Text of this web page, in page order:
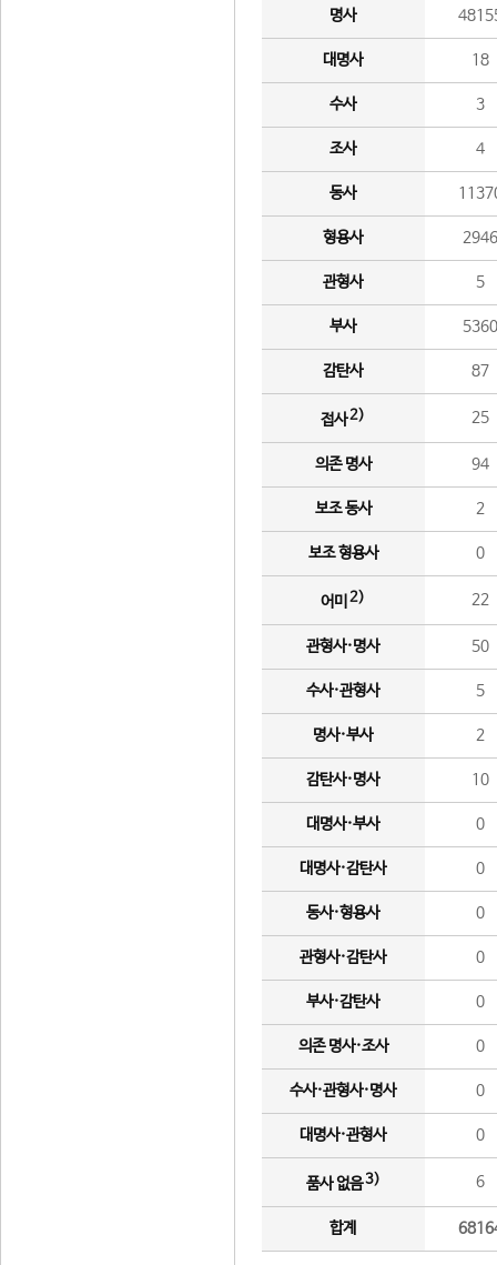
명사
대명사 18
수사 3
조사 4
동사
형용사 2946
관형사 5
부사 5360
감탄사 87
접사2) 25
의존 명사 94
보조 동사 2
보조 형용사 0
어미 2) 22
관형사·명사 50
수사·관형사 5
명사·부사 2
감탄사·명사 10
대명사·부사 0
대명사·감탄사 0
동사·형용사 0
관형사·감탄사 0
부사·감탄사 0
의존 명사·조사 0
수사·관형사·명사 0
대명사·관형사 0
품사 없음3) 6
합계